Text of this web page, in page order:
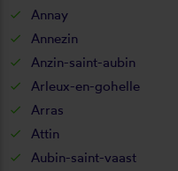
Annay
Annezin
Anzin-saint-aubin
Arleux-en-gohelle
Arras
Attin
Aubin-saint-vaast